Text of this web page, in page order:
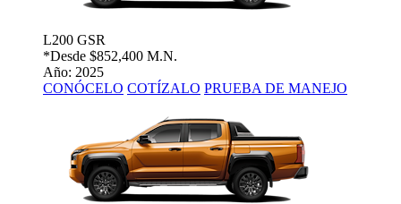
L200 GSR
*Desde $852,400 M.N.
Año: 2025
CONÓCELO COTÍZALO PRUEBA DE MANEJO